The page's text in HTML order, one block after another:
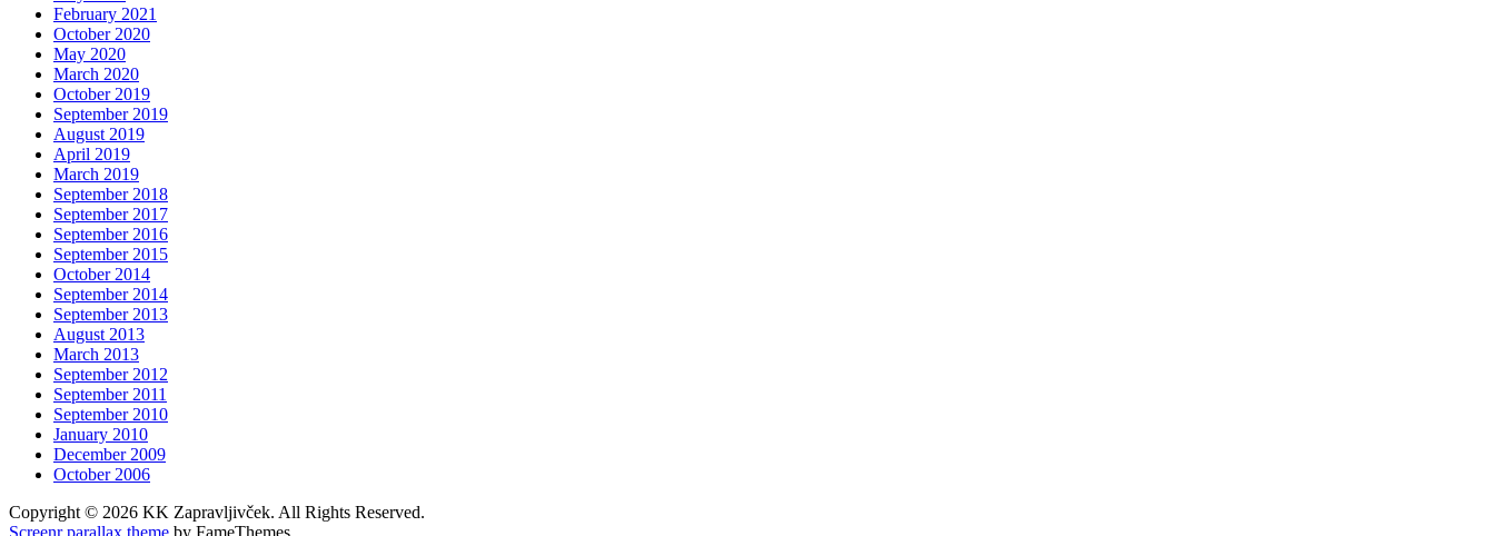
February 2021
October 2020
May 2020
March 2020
October 2019
September 2019
August 2019
April 2019
March 2019
September 2018
September 2017
September 2016
September 2015
October 2014
September 2014
September 2013
August 2013
March 2013
September 2012
September 2011
September 2010
January 2010
December 2009
October 2006
Copyright © 2026 KK Zapravljivček. All Rights Reserved.